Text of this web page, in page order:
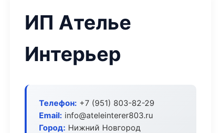
ИП Ателье
Интерьер
Телефон: +7 (951) 803-82-29
Email: info@ateleinterer803.ru
Город: Нижний Новгород